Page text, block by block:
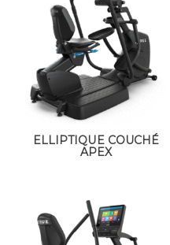
ELLIPTIQUE COUCHÉ
APEX